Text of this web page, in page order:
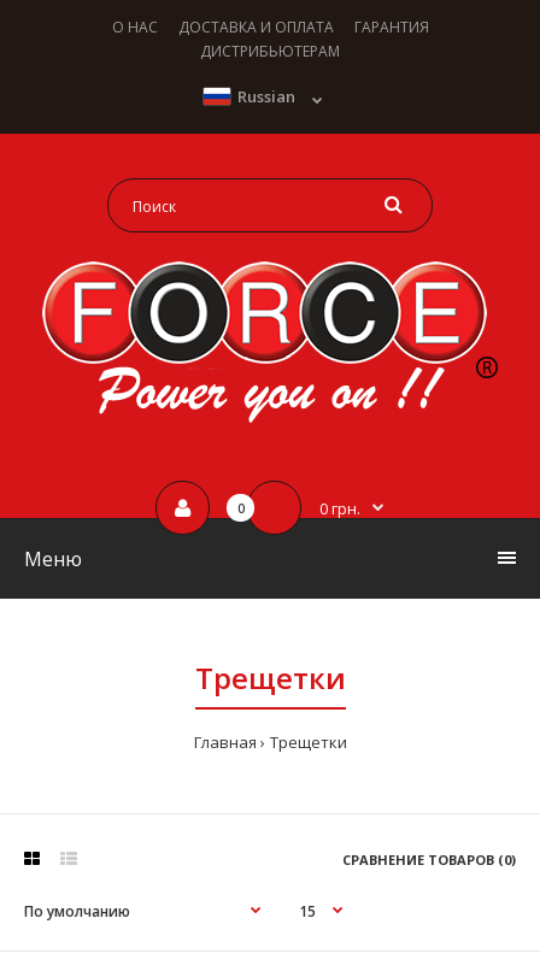
О НАС ДОСТАВКА И ОПЛАТА
ГАРАНТИЯ
ДИСТРИБЬЮТЕРАМ
Russian
0 0 грн.
Меню
Трещетки
Главная Трещетки
СРАВНЕНИЕ ТОВАРОВ (0)